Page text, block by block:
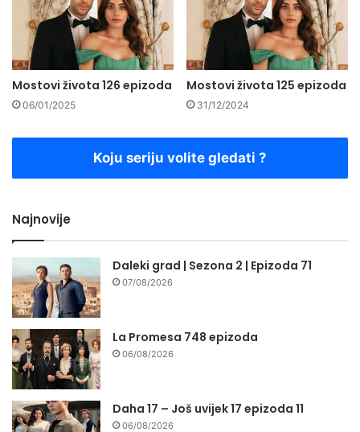
Mostovi života 126 epizoda
06/01/2025
Mostovi života 125 epizoda
31/12/2024
Koju seriju volite gledati ?
Najnovije
Daleki grad | Sezona 2 | Epizoda 71
07/08/2026
La Promesa 748 epizoda
06/08/2026
Daha 17 – Još uvijek 17 epizoda 11
06/08/2026